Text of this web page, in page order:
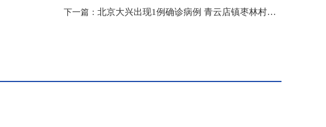
下一篇： 北京大兴出现1例确诊病例 青云店镇枣林村实施封控